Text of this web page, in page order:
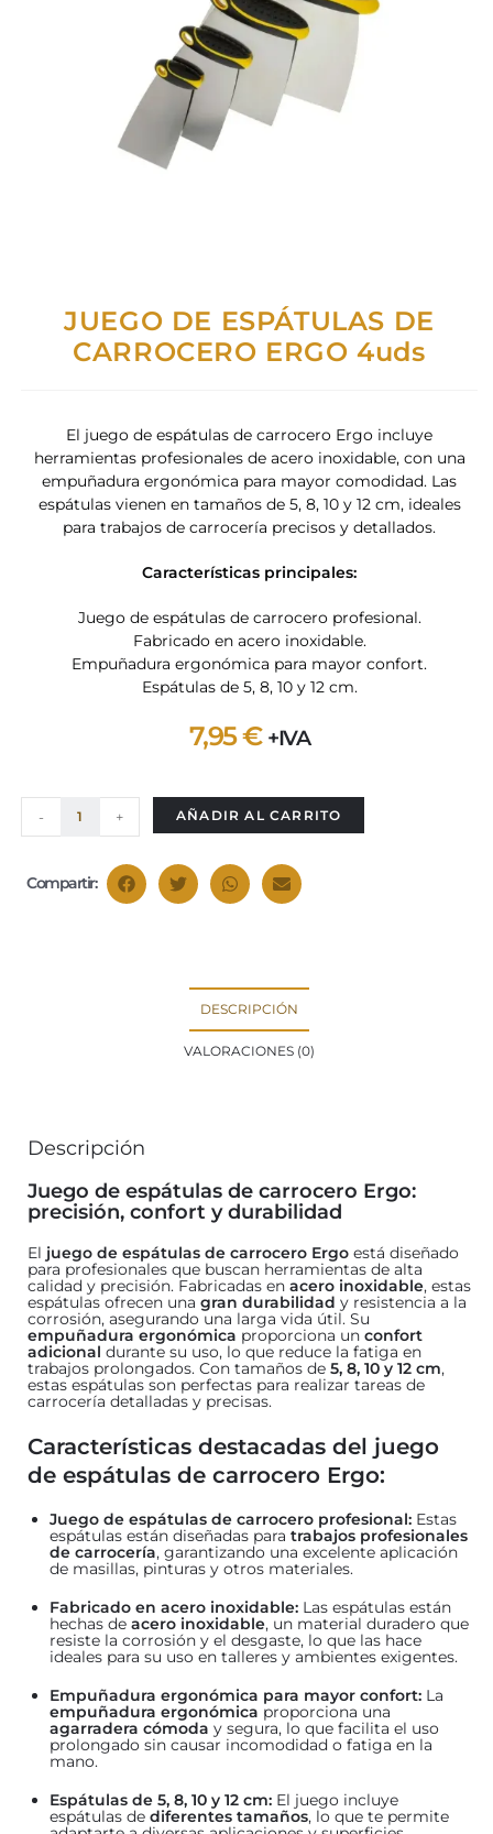
JUEGO DE ESPÁTULAS DE
CARROCERO ERGO 4uds
El juego de espátulas de carrocero Ergo incluye
herramientas profesionales de acero inoxidable, con una
empuñadura ergonómica para mayor comodidad. Las
espátulas vienen en tamaños de 5, 8, 10 y 12 cm, ideales
para trabajos de carrocería precisos y detallados.
Características principales:
Juego de espátulas de carrocero profesional.
Fabricado en acero inoxidable.
Empuñadura ergonómica para mayor confort.
Espátulas de 5, 8, 10 y 12 cm.
7,95€ +IVA
- + AÑADIR AL CARRITO
Compartir:
DESCRIPCIÓN
VALORACIONES (0)
Descripción
Juego de espátulas de carrocero Ergo:
precisión, confort y durabilidad
El juego de espátulas de carrocero Ergo está diseñado
para profesionales que buscan herramientas de alta
calidad y precisión. Fabricadas en acero inoxidable, estas
espátulas ofrecen una gran durabilidad y resistencia a la
corrosión, asegurando una larga vida útil. Su
empuñadura ergonómica proporciona un confort
adicional durante su uso, lo que reduce la fatiga en
trabajos prolongados. Con tamaños de 5, 8, 10 y 12 cm,
estas espátulas son perfectas para realizar tareas de
carrocería detalladas y precisas.
Características destacadas del juego
de espátulas de carrocero Ergo:
Juego de espátulas de carrocero profesional: Estas
espátulas están diseñadas para trabajos profesionales
de carrocería, garantizando una excelente aplicación
de masillas, pinturas y otros materiales.
Fabricado en acero inoxidable: Las espátulas están
hechas de acero inoxidable, un material duradero que
resiste la corrosión y el desgaste, lo que las hace
ideales para su uso en talleres y ambientes exigentes.
Empuñadura ergonómica para mayor confort: La
empuñadura ergonómica proporciona una
agarradera cómoda y segura, lo que facilita el uso
prolongado sin causar incomodidad o fatiga en la
mano.
Espátulas de 5, 8, 10 y 12 cm: El juego incluye
espátulas de diferentes tamaños, lo que te permite